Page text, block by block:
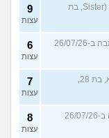
(Sister, בת
9
עצות
(נערה, בת 16, כתבה ב-26/07/26
6
עצות
7
עצות
(.., בת 21, כתבה ב-26/07/26
8
עצות